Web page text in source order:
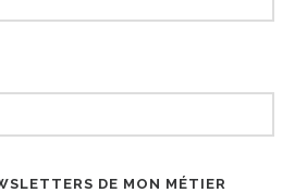
DE MON MÉTIER